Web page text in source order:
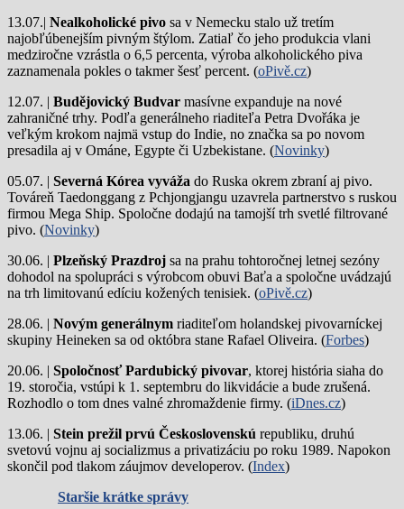
13.07.| Nealkoholické pivo sa v Nemecku stalo už tretím
najobľúbenejším pivným štýlom. Zatiaľ čo jeho produkcia vlani
medziročne vzrástla o 6,5 percenta, výroba alkoholického piva
zaznamenala pokles o takmer šesť percent. (oPivě.cz)
12.07. | Budějovický Budvar masívne expanduje na nové
zahraničné trhy. Podľa generálneho riaditeľa Petra Dvořáka je
veľkým krokom najmä vstup do Indie, no značka sa po novom
presadila aj v Ománe, Egypte či Uzbekistane. (Novinky)
05.07. | Severná Kórea vyváža do Ruska okrem zbraní aj pivo.
Továreň Taedonggang z Pchjongjangu uzavrela partnerstvo s ruskou
firmou Mega Ship. Spoločne dodajú na tamojší trh svetlé filtrované
pivo. (Novinky)
30.06. | Plzeňský Prazdroj sa na prahu tohtoročnej letnej sezóny
dohodol na spolupráci s výrobcom obuvi Baťa a spoločne uvádzajú
na trh limitovanú edíciu kožených tenisiek. (oPivě.cz)
28.06. | Novým generálnym riaditeľom holandskej pivovarníckej
skupiny Heineken sa od októbra stane Rafael Oliveira. (Forbes)
20.06. | Spoločnosť Pardubický pivovar, ktorej história siaha do
19. storočia, vstúpi k 1. septembru do likvidácie a bude zrušená.
Rozhodlo o tom dnes valné zhromaždenie firmy. (iDnes.cz)
13.06. | Stein prežil prvú Československú republiku, druhú
svetovú vojnu aj socializmus a privatizáciu po roku 1989. Napokon
skončil pod tlakom záujmov developerov. (Index)
Staršie krátke správy